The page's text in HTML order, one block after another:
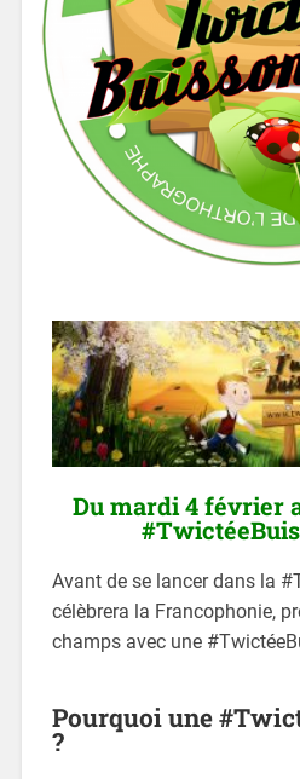
Du mardi 4 février
Avant de se lancer dans la
célèbrera la Francophonie,
champs avec une
Pourquoi une
?